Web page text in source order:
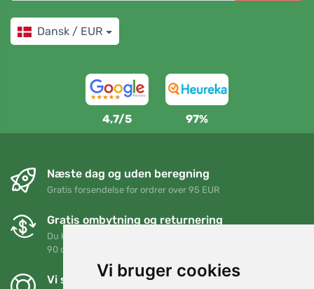
Vi bruger cookies
Dansk / EUR
4,7/5 97%
Næste dag og uden beregning
Gratis forsendelse for ordrer over 95 EUR
Gratis ombytning og returnering
Du kan returnere eller bytte din ordre når som helst inden for
90 dage
Vi støtter Trees.org